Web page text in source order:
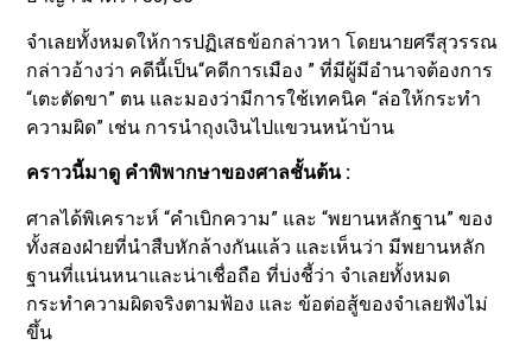
จำเลยทั้งหมดให้การปฏิเสธข้อกล่าวหา โดยนายศรีสุวรรณ
กล่าวอ้างว่า คดีนี้เป็น“คดีการเมือง ” ที่มีผู้มีอำนาจต้องการ
“เตะตัดขา” ตน และมองว่ามีการใช้เทคนิค “ล่อให้กระทำ
ความผิด” เช่น การนำถุงเงินไปแขวนหน้าบ้าน
คราวนี้มาดู คำพิพากษาของศาลชั้นต้น :
ศาลได้พิเคราะห์ “คำเบิกความ” และ “พยานหลักฐาน” ของ
ทั้งสองฝ่ายที่นำสืบหักล้างกันแล้ว และเห็นว่า มีพยานหลัก
ฐานที่แน่นหนาและน่าเชื่อถือ ที่บ่งชี้ว่า จำเลยทั้งหมด
กระทำความผิดจริงตามฟ้อง และ ข้อต่อสู้ของจำเลยฟังไม่
ขึ้น